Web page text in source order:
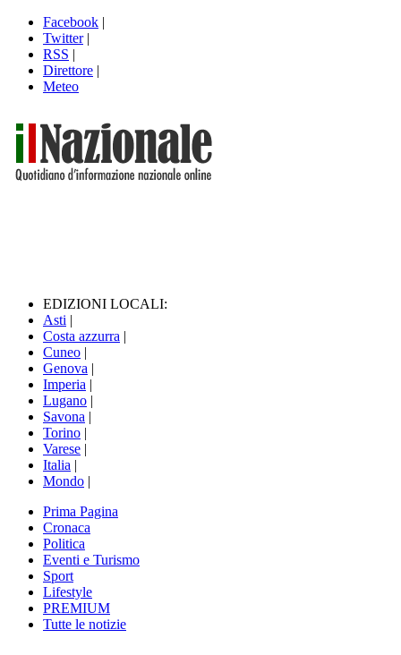
Facebook |
Twitter|
RSS |
Direttore |
Meteo
EDIZIONI LOCALI:
Asti |
Costa azzurra |
Cuneo |
Genova |
Imperia |
Lugano |
Savona |
Torino |
Varese |
Italia |
Mondo |
Prima Pagina
Cronaca
Politica
Eventi e Turismo
Sport
Lifestyle
PREMIUM
Tutte le notizie